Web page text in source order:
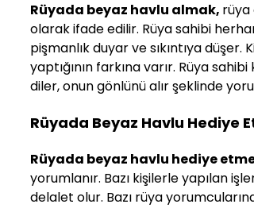
Rüyada beyaz havlu almak, rüya
olarak ifade edilir. Rüya sahibi
pişmanlık duyar ve sıkıntıya düşer.
yaptığının farkına varır. Rüya
diler, onun gönlünü alır şeklinde
Rüyada Beyaz Havlu Hediye
Rüyada beyaz havlu hediye
yorumlanır. Bazı kişilerle yapılan
delalet olur. Bazı rüya